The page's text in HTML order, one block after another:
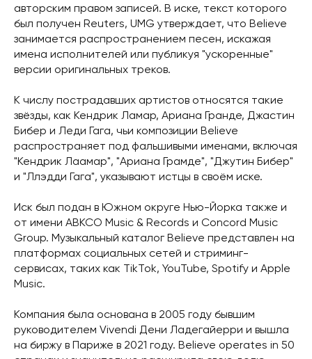
авторским правом записей. В иске, текст которого
был получен Reuters, UMG утверждает, что Believe
занимается распространением песен, искажая
имена исполнителей или публикуя "ускоренные"
версии оригинальных треков.
К числу пострадавших артистов относятся такие
звёзды, как Кендрик Ламар, Ариана Гранде, Джастин
Бибер и Леди Гага, чьи композиции Believe
распространяет под фальшивыми именами, включая
"Кендрик Лаамар", "Ариана Грамде", "Джутин Бибер"
и "Ллэдди Гага", указывают истцы в своём иске.
Иск был подан в Южном округе Нью-Йорка также и
от имени ABKCO Music & Records и Concord Music
Group. Музыкальный каталог Believe представлен на
платформах социальных сетей и стриминг-
сервисах, таких как TikTok, YouTube, Spotify и Apple
Music.
Компания была основана в 2005 году бывшим
руководителем Vivendi Дени Ладегайерри и вышла
на биржу в Париже в 2021 году. Believe operates in 50